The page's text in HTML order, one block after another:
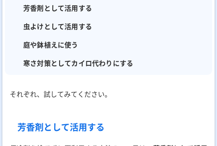
芳香剤として活用する
虫よけとして活用する
庭や鉢植えに使う
寒さ対策としてカイロ代わりにする
それぞれ、試してみてください。
芳香剤として活用する